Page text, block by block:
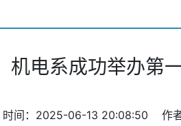
机电系成功举办第
时间：2025-06-13 20:08:50 作